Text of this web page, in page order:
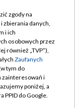
zgody na
zbierania danych,
i ich
osobowych przez
również „TVP”),
Zaufanych
tym do
zainteresowań i
poniżej, a
PPID do Google.